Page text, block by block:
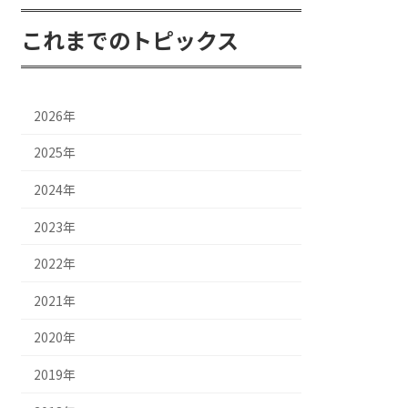
これまでのトピックス
2026年
2025年
2024年
2023年
2022年
2021年
2020年
2019年